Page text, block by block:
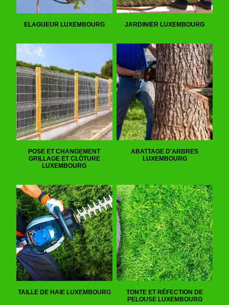
ELAGUEUR LUXEMBOURG JARDINIER LUXEMBOURG
POSE ET CHANGEMENT
GRILLAGE ET CLÔTURE
LUXEMBOURG
ABATTAGE D'ARBRES
LUXEMBOURG
TAILLE DE HAIE LUXEMBOURG
TONTE ET RÉFECTION DE
PELOUSE LUXEMBOURG